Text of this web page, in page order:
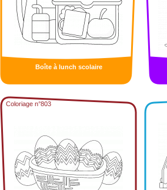
Boîte à lunch scolaire
Coloriage n°803